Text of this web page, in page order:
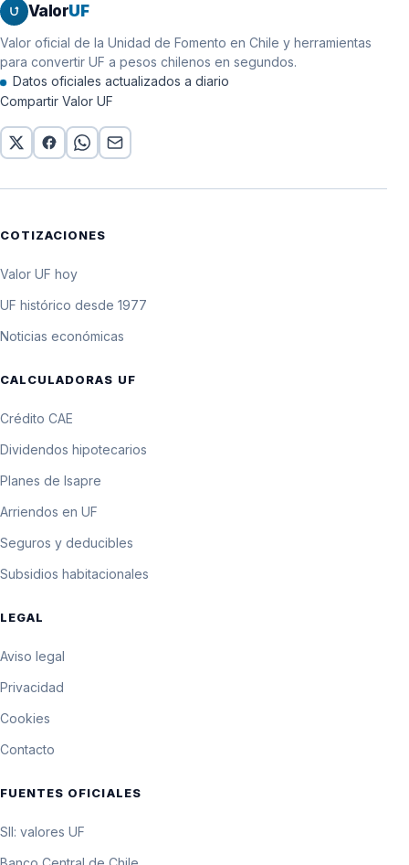
ValorUF
Valor oficial de la Unidad de Fomento en Chile y herramientas
para convertir UF a pesos chilenos en segundos.
Datos oficiales actualizados a diario
Compartir Valor UF
COTIZACIONES
Valor UF hoy
UF histórico desde 1977
Noticias económicas
CALCULADORAS UF
Crédito CAE
Dividendos hipotecarios
Planes de Isapre
Arriendos en UF
Seguros y deducibles
Subsidios habitacionales
LEGAL
Aviso legal
Privacidad
Cookies
Contacto
FUENTES OFICIALES
SII: valores UF